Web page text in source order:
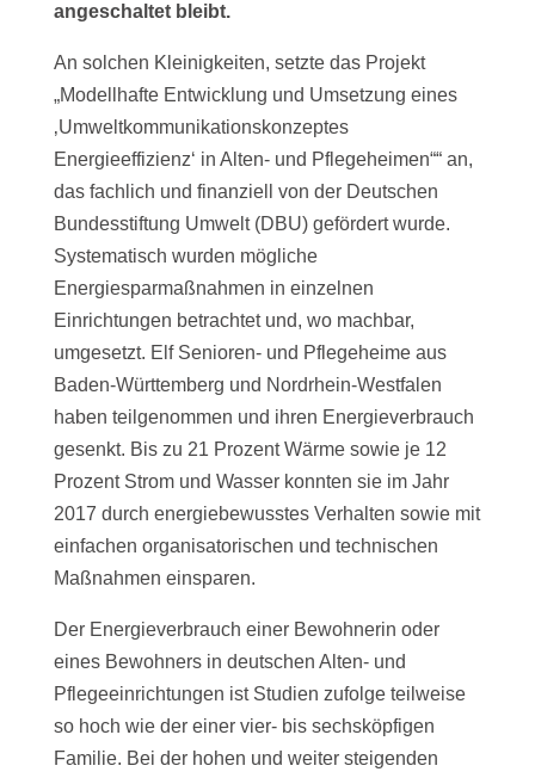
angeschaltet bleibt.
An solchen Kleinigkeiten, setzte das Projekt
„Modellhafte Entwicklung und Umsetzung eines
‚Umweltkommunikationskonzeptes
Energieeffizienz‘ in Alten- und Pflegeheimen““ an,
das fachlich und finanziell von der Deutschen
Bundesstiftung Umwelt (DBU) gefördert wurde.
Systematisch wurden mögliche
Energiesparmaßnahmen in einzelnen
Einrichtungen betrachtet und, wo machbar,
umgesetzt. Elf Senioren- und Pflegeheime aus
Baden-Württemberg und Nordrhein-Westfalen
haben teilgenommen und ihren Energieverbrauch
gesenkt. Bis zu 21 Prozent Wärme sowie je 12
Prozent Strom und Wasser konnten sie im Jahr
2017 durch energiebewusstes Verhalten sowie mit
einfachen organisatorischen und technischen
Maßnahmen einsparen.
Der Energieverbrauch einer Bewohnerin oder
eines Bewohners in deutschen Alten- und
Pflegeeinrichtungen ist Studien zufolge teilweise
so hoch wie der einer vier- bis sechsköpfigen
Familie. Bei der hohen und weiter steigenden